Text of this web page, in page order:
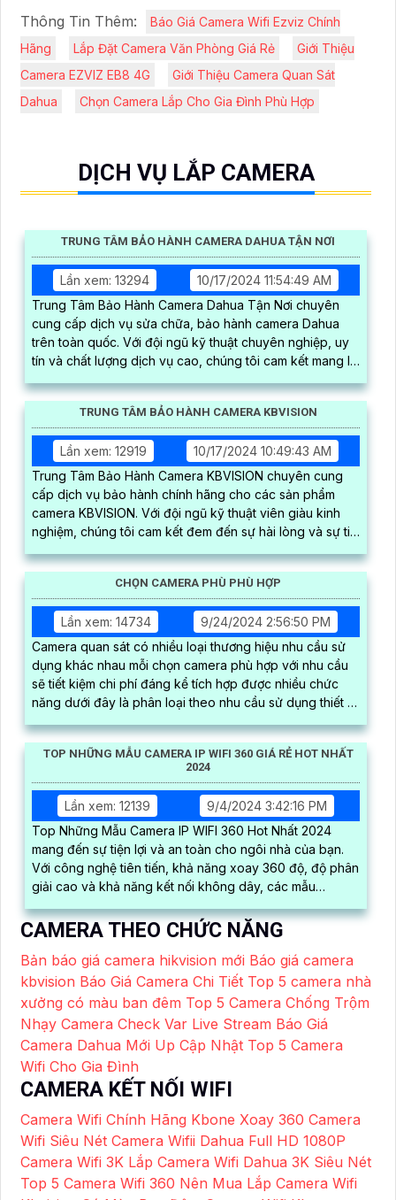
Thông Tin Thêm:
Báo Giá Camera Wifi Ezviz Chính
Hãng
Lắp Đặt Camera Văn Phòng Giá Rẻ
Giới Thiệu
Camera EZVIZ EB8 4G
Giới Thiệu Camera Quan Sát
Dahua
Chọn Camera Lắp Cho Gia Đình Phù Hợp
DỊCH VỤ LẮP CAMERA
TRUNG TÂM BẢO HÀNH CAMERA DAHUA TẬN NƠI
Lần xem: 13294
10/17/2024 11:54:49 AM
Trung Tâm Bảo Hành Camera Dahua Tận Nơi chuyên
cung cấp dịch vụ sửa chữa, bảo hành camera Dahua
trên toàn quốc. Với đội ngũ kỹ thuật chuyên nghiệp, uy
tín và chất lượng dịch vụ cao, chúng tôi cam kết mang lại
TRUNG TÂM BẢO HÀNH CAMERA KBVISION
Lần xem: 12919
10/17/2024 10:49:43 AM
Trung Tâm Bảo Hành Camera KBVISION chuyên cung
cấp dịch vụ bảo hành chính hãng cho các sản phẩm
camera KBVISION. Với đội ngũ kỹ thuật viên giàu kinh
nghiệm, chúng tôi cam kết đem đến sự hài lòng và sự tin
CHỌN CAMERA PHÙ PHÙ HỢP
Lần xem: 14734
9/24/2024 2:56:50 PM
Camera quan sát có nhiều loại thương hiệu nhu cầu sử
dụng khác nhau mỗi chọn camera phù hợp với nhu cầu
sẽ tiết kiệm chi phí đáng kể tích hợp được nhiều chức
năng dưới đây là phân loại theo nhu cầu sử dụng thiết bị
TOP NHỮNG MẪU CAMERA IP WIFI 360 GIÁ RẺ HOT NHẤT
2024
Lần xem: 12139
9/4/2024 3:42:16 PM
Top Những Mẫu Camera IP WIFI 360 Hot Nhất 2024
mang đến sự tiện lợi và an toàn cho ngôi nhà của bạn.
Với công nghệ tiên tiến, khả năng xoay 360 độ, độ phân
giải cao và khả năng kết nối không dây, các mẫu
bảo vệ tài sản và gia đình một cách hiệu quả
CAMERA THEO CHỨC NĂNG
Bản báo giá camera hikvision mới Báo giá camera
kbvision Báo Giá Camera Chi Tiết Top 5 camera nhà
xưởng có màu ban đêm Top 5 Camera Chống Trộm
Nhạy Camera Check Var Live Stream Báo Giá
Camera Dahua Mới Up Cập Nhật Top 5 Camera
Wifi Cho Gia Đình
CAMERA KẾT NỐI WIFI
Camera Wifi Chính Hãng Kbone Xoay 360 Camera
Wifi Siêu Nét Camera Wifii Dahua Full HD 1080P
Camera Wifi 3K Lắp Camera Wifi Dahua 3K Siêu Nét
Top 5 Camera Wifi 360 Nên Mua Lắp Camera Wifi